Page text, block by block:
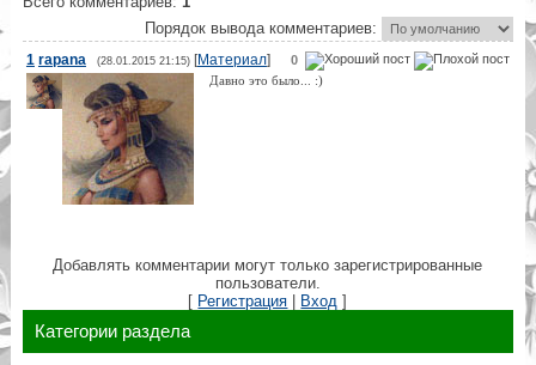
Порядок вывода комментариев:
0
1 rapana (28.01.2015 21:15)[Материал]
Давно это было... :)
Добавлять комментарии могут только зарегистрированные
пользователи.
[ Регистрация | Вход ]
Категории раздела